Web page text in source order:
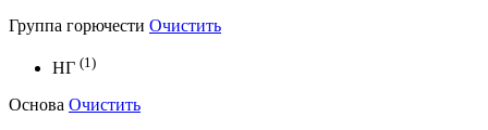
Группа горючести Очистить
НГ (1)
Основа Очистить